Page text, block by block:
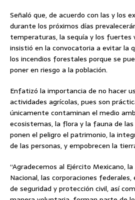
Señaló que, de acuerdo con las y los
durante los próximos días
temperaturas, la sequía y los fuertes
insistió en la convocatoria a evitar la
los incendios forestales porque se
poner en riesgo a la población.
Enfatizó la importancia de no hacer
actividades agrícolas, pues son
únicamente contaminan el medio
ecosistemas, la flora y la fauna de las
ponen el peligro el patrimonio, la
de las personas, y empobrecen la
“Agradecemos al Ejército Mexicano,
Nacional, las corporaciones
de seguridad y protección civil, así